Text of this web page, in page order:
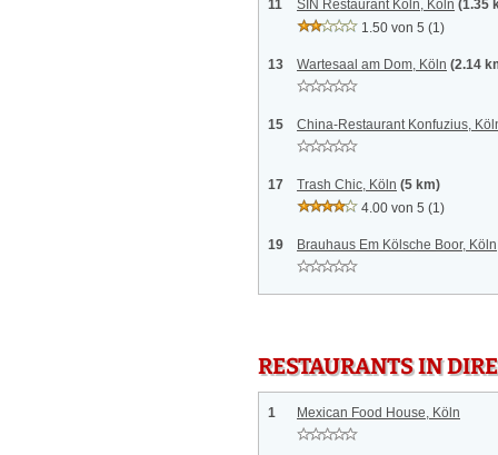
11 SIN Restaurant Köln, Köln (1.35
1.50 von 5 (1)
13 Wartesaal am Dom, Köln (2.14
15 China-Restaurant Konfuzius,
17 Trash Chic, Köln (5 km)
4.00 von 5 (1)
19 Brauhaus Em Kölsche Boor, Köln
RESTAURANTS IN
1 Mexican Food House, Köln